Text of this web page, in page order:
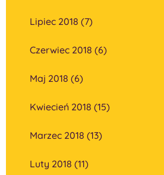
Lipiec 2018 (7)
Czerwiec 2018 (6)
Maj 2018 (6)
Kwiecień 2018 (15)
Marzec 2018 (13)
Luty 2018 (11)